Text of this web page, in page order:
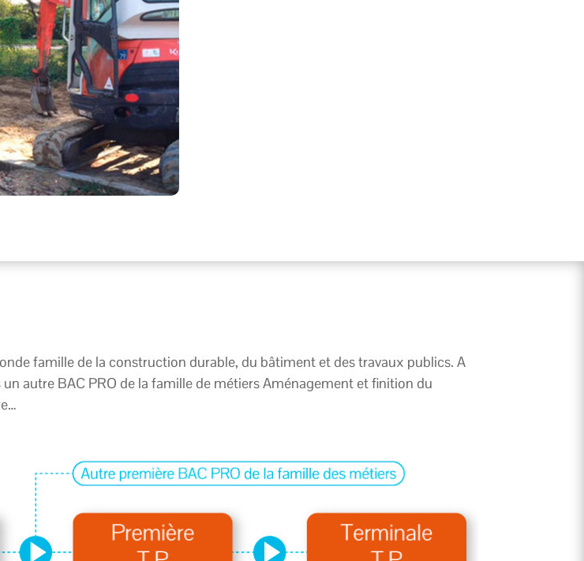
famille de la construction durable, du bâtiment et des travaux publics. A
un autre BAC PRO de la famille de métiers Aménagement et finition du